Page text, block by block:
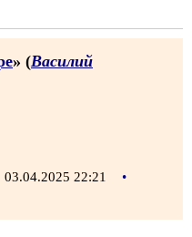
» (Василий
03.04.2025 22:21
•